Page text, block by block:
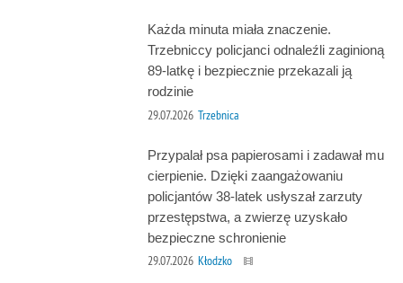
Każda minuta miała znaczenie.
Trzebniccy policjanci odnaleźli zaginioną
89-latkę i bezpiecznie przekazali ją
rodzinie
29.07.2026 Trzebnica
Przypalał psa papierosami i zadawał mu
cierpienie. Dzięki zaangażowaniu
policjantów 38-latek usłyszał zarzuty
przestępstwa, a zwierzę uzyskało
bezpieczne schronienie
29.07.2026 Kłodzko